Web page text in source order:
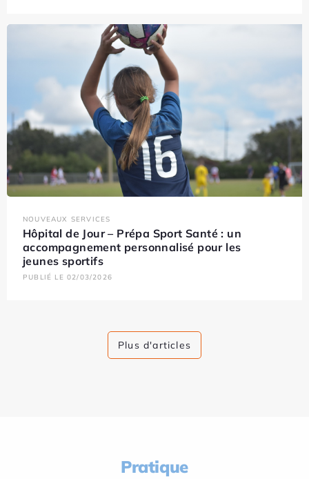
NOUVEAUX SERVICES
Hôpital de Jour – Prépa Sport Santé : un
accompagnement personnalisé pour les
jeunes sportifs
PUBLIÉ LE 02/03/2026
Plus d'articles
Pratique